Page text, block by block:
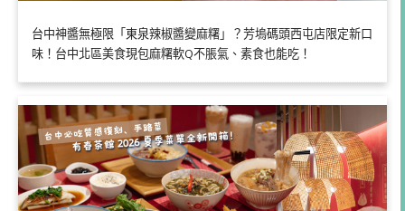
台中神醬無極限「東泉辣椒醬變麻糬」？芳塢碼頭西屯店限定新口
味！台中北區美食現包麻糬軟Q不脹氣、素食也能吃！